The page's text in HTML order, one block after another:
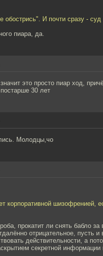
обострись". И почти сразу -
пиара, да.
это просто пиар ход,
30 лет
Молодцы,чо
корпоративной шизофренией,
прокатит ли снять бабло
отрицательное, пусть
действительности, а
секретной информации